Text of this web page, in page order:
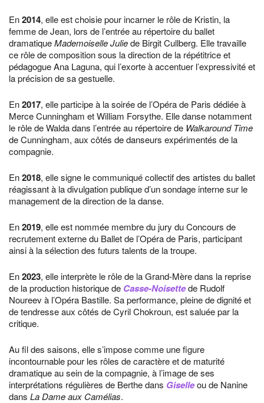
En2014, elle est choisie pour incarner le rôle de Kristin, la
femme de Jean, lors de l’entrée au répertoire du ballet
dramatiqueMademoiselle Juliede Birgit Cullberg. Elle travaille
ce rôle de composition sous la direction de la répétitrice et
pédagogue Ana Laguna, qui l’exorte à accentuer l’expressivité et
la précision de sa gestuelle.
En2017, elle participe à la soirée de l’Opéra de Paris dédiée à
Merce Cunningham et William Forsythe. Elle danse notamment
le rôle de Walda dans l’entrée au répertoire de Walkaround Time
de Cunningham, aux côtés de danseurs expérimentés de la
compagnie.
En2018, elle signe le communiqué collectif des artistes du ballet
réagissant à la divulgation publique d’un sondage interne sur le
management de la direction de la danse.
En2019, elle est nommée membre du jury du Concours de
recrutement externe du Ballet de l’Opéra de Paris, participant
ainsi à la sélection des futurs talents de la troupe.
En2023, elle interprète le rôle de la Grand-Mère dans la reprise
de la production historique de Casse-Noisettede Rudolf
Noureev à l’Opéra Bastille. Sa performance, pleine de dignité et
de tendresse aux côtés de Cyril Chokroun, est saluée par la
critique.
Au fil des saisons, elle s’impose comme une figure
incontournable pour les rôles de caractère et de maturité
dramatique au sein de la compagnie, à l’image de ses
interprétations régulières de Berthe dans Giselleou de Nanine
dans La Dame aux Camélias.